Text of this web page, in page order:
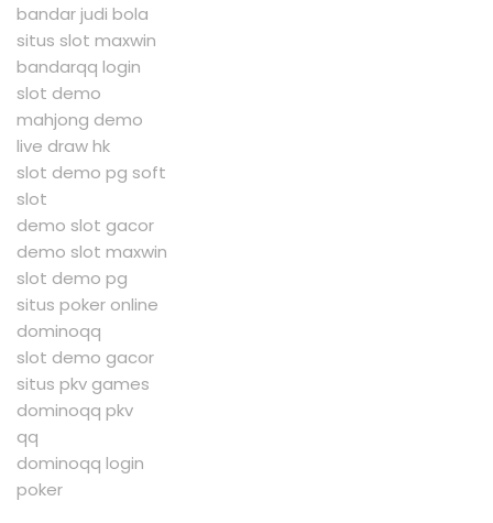
bandar judi bola
situs slot maxwin
bandarqq login
slot demo
mahjong demo
live draw hk
slot demo pg soft
slot
demo slot gacor
demo slot maxwin
slot demo pg
situs poker online
dominoqq
slot demo gacor
situs pkv games
dominoqq pkv
qq
dominoqq login
poker